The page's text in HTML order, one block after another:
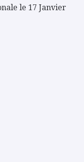
le 17 Janvier